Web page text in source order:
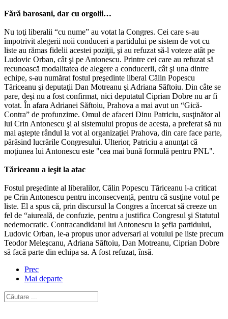
Fără barosani, dar cu orgolii…
Nu toţi liberalii “cu nume” au votat la Congres. Cei care s-au
împotrivit alegerii noii conduceri a partidului pe sistem de vot cu
liste au rămas fidelii acestei poziţii, şi au refuzat să-l voteze atât pe
Ludovic Orban, cât şi pe Antonescu. Printre cei care au refuzat să
recunoască modalitatea de alegere a conducerii, cât şi una dintre
echipe, s-au numărat fostul preşedinte liberal Călin Popescu
Tăriceanu şi deputaţii Dan Motreanu şi Adriana Săftoiu. Din câte se
pare, deşi nu a fost confirmat, nici deputatul Ciprian Dobre nu ar fi
votat. În afara Adrianei Săftoiu, Prahova a mai avut un “Gică-
Contra” de profunzime. Omul de afaceri Dinu Patriciu, susţinător al
lui Crin Antonescu şi al sistemului propus de acesta, a preferat să nu
mai aştepte rândul la vot al organizaţiei Prahova, din care face parte,
părăsind lucrările Congresului. Ulterior, Patriciu a anunţat că
moţiunea lui Antonescu este "cea mai bună formulă pentru PNL".
Tăriceanu a ieşit la atac
Fostul preşedinte al liberalilor, Călin Popescu Tăriceanu l-a criticat
pe Crin Antonescu pentru inconsecvenţă, pentru că susţine votul pe
liste. El a spus că, prin discursul la Congres a încercat să creeze un
fel de “aiureală, de confuzie, pentru a justifica Congresul şi Statutul
nedemocratic. Contracandidatul lui Antonescu la şefia partidului,
Ludovic Orban, le-a propus unor adversari ai votului pe liste precum
Teodor Meleşcanu, Adriana Săftoiu, Dan Motreanu, Ciprian Dobre
să facă parte din echipa sa. A fost refuzat, însă.
Prec
Mai departe